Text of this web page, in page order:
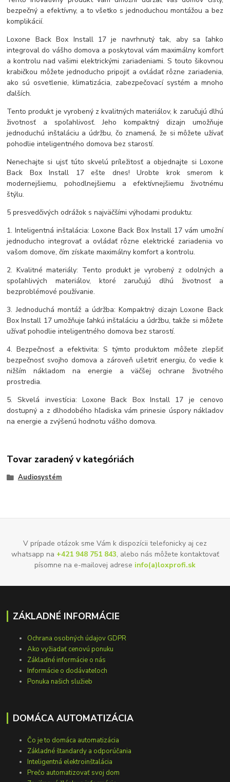
bezpečný a efektívny, a to všetko s jednoduchou montážou a bez
komplikácií.
Loxone Back Box Install 17 je navrhnutý tak, aby sa ľahko
integroval do vášho domova a poskytoval vám maximálny komfort
a kontrolu nad vašimi elektrickými zariadeniami. S touto šikovnou
krabičkou môžete jednoducho pripojiť a ovládať rôzne zariadenia,
ako sú osvetlenie, klimatizácia, zabezpečovací systém a mnoho
ďalších.
Tento produkt je vyrobený z kvalitných materiálov, k zaručujú dlhú
životnosť a spoľahlivosť. Jeho kompaktný dizajn umožňuje
jednoduchú inštaláciu a údržbu, čo znamená, že si môžete užívať
pohodlie inteligentného domova bez starostí.
Nenechajte si ujsť túto skvelú príležitosť a objednajte si Loxone
Back Box Install 17 ešte dnes! Urobte krok smerom k
modernejšiemu, pohodlnejšiemu a efektívnejšiemu životnému
štýlu.
5 presvedčivých odrážok s najväčšími výhodami produktu:
1. Inteligentná inštalácia: Loxone Back Box Install 17 vám umožní
jednoducho integrovať a ovládať rôzne elektrické zariadenia vo
vašom domove, čím získate maximálny komfort a kontrolu.
2. Kvalitné materiály: Tento produkt je vyrobený z odolných a
spoľahlivých materiálov, ktoré zaručujú dlhú životnosť a
bezproblémové používanie.
3. Jednoduchá montáž a údržba: Kompaktný dizajn Loxone Back
Box Install 17 umožňuje ľahkú inštaláciu a údržbu, takže si môžete
užívať pohodlie inteligentného domova bez starostí.
4. Bezpečnosť a efektivita: S týmto produktom môžete zlepšiť
bezpečnosť svojho domova a zároveň ušetriť energiu, čo vedie k
nižším nákladom na energie a väčšej ochrane životného
prostredia.
5. Skvelá investícia: Loxone Back Box Install 17 je cenovo
dostupný a z dlhodobého hľadiska vám prinesie úspory nákladov
na energie a zvýšenú hodnotu vášho domova.
Tovar zaradený v kategóriách
Audiosystém
V prípade otázok sme Vám k dispozícii telefonicky aj cez
whatsapp na +421 948 751 843, alebo nás môžete kontaktovať
písomne na e-mailovej adrese info(a)loxprofi.sk
ZÁKLADNÉ INFORMÁCIE
Ochrana osobných údajov GDPR
Ako vyžiadať cenovú ponuku
Základné informácie o nás
Informácie o dodávateľoch
Ponuka našich služieb
DOMÁCA AUTOMATIZÁCIA
Čo je to domáca automatizácia
Základné štandardy a odporúčania
Inteligentná elektroinštalácia
Prečo automatizovať svoj dom